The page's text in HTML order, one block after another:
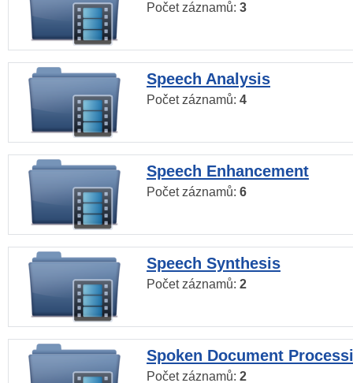
Počet záznamů: 3
Speech Analysis
Počet záznamů: 4
Speech Enhancement
Počet záznamů: 6
Speech Synthesis
Počet záznamů: 2
Spoken Document
Počet záznamů: 2